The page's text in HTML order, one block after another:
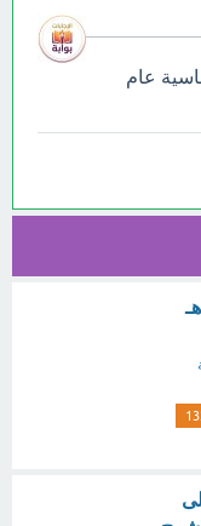
عام
انتهت الدوله الاموية سنة 132 هـ